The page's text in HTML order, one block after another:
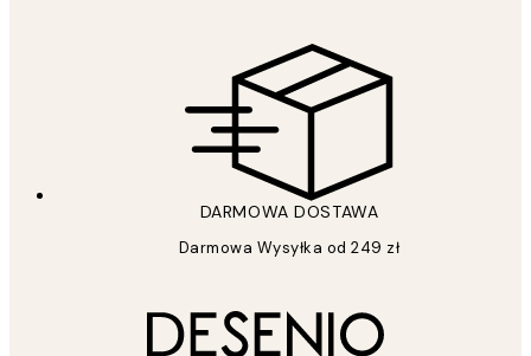
DARMOWA DOSTAWA
Darmowa Wysyłka od 249 zł